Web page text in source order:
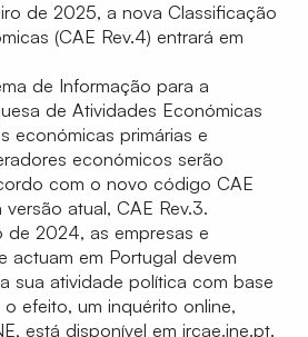
de 2025, a nova Classificação
(CAE Rev.4) entrará em
de Informação para a
de Atividades Económicas
económicas primárias e
económicos serão
com o novo código CAE
atual, CAE Rev.3.
2024, as empresas e
actuam em Portugal devem
sua atividade política com base
efeito, um inquérito online,
está disponível em ircae.ine.pt.